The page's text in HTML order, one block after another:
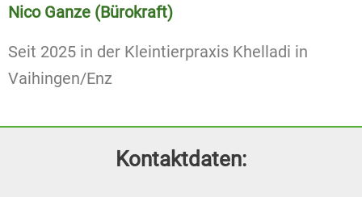
Nico Ganze (Bürokraft)
Seit 2025 in der Kleintierpraxis Khelladi in
Vaihingen/Enz
Kontaktdaten: